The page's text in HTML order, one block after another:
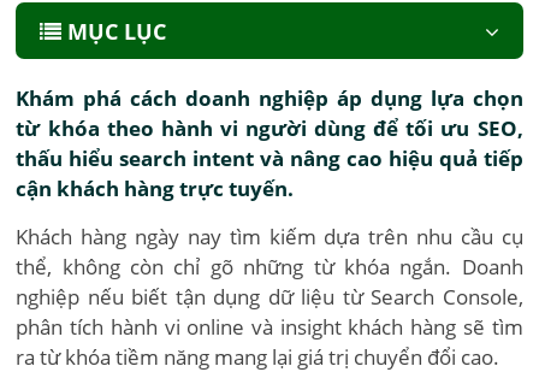
MỤC LỤC
Khám phá cách doanh nghiệp áp dụng lựa chọn
từ khóa theo hành vi người dùng để tối ưu SEO,
thấu hiểu search intent và nâng cao hiệu quả tiếp
cận khách hàng trực tuyến.
Khách hàng ngày nay tìm kiếm dựa trên nhu cầu cụ
thể, không còn chỉ gõ những từ khóa ngắn. Doanh
nghiệp nếu biết tận dụng dữ liệu từ Search Console,
phân tích hành vi online và insight khách hàng sẽ tìm
ra từ khóa tiềm năng mang lại giá trị chuyển đổi cao.